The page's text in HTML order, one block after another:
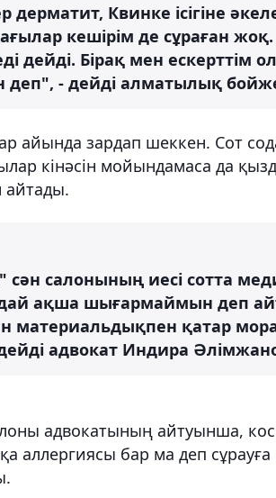
дерматит, Квинке ісігіне
кешірім де сұраған
дейді. Бірақ мен
деп", - дейді алматылық
айында зардап шеккен. Сот
кінәсін мойындамаса да
айтады.
сән салонының иесі сотта
ақша шығармаймын деп
материальдықпен қатар
адвокат Индира
адвокатының айтуынша,
аллергиясы бар ма деп